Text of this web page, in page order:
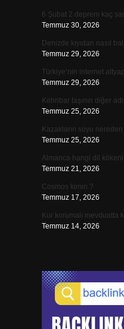
6 Şubat 2 deprem kaç
Temmuz 30, 2026
Denizde kıyıdan nasıl
Temmuz 29, 2026
Türkiye’nin internet
Temmuz 29, 2026
Kehribar taşının diğer
Temmuz 25, 2026
Kazakların soyu
Temmuz 25, 2026
Almanca hangi dil kökeni
Temmuz 21, 2026
Cosmos kimin ?
Temmuz 17, 2026
Kur korumalı mevduatta
Temmuz 14, 2026